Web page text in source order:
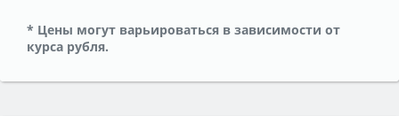
* Цены могут варьироваться в зависимости от
курса рубля.